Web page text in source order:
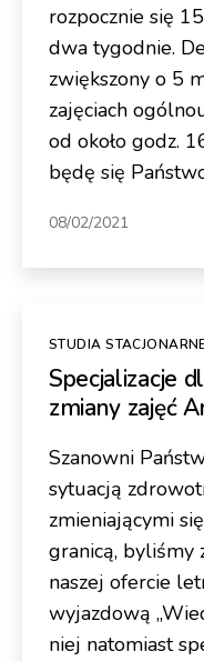
rozpocznie się
dwa tygodnie.
zwiększony o 5
zajęciach
od około godz.
będę się
08/02/2021
Kategorie
STUDIA
Specjalizacje
zmiany zajęć
Szanowni
sytuacją
zmieniającymi
granicą, byliśmy
naszej ofercie
wyjazdową
niej natomiast